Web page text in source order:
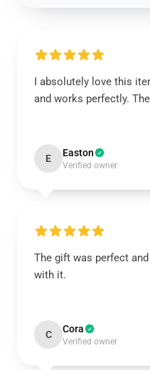
I absolutely love this
and works perfectly.
E Easton
Verified owner
The gift was perfect
with it.
C Cora
Verified owner